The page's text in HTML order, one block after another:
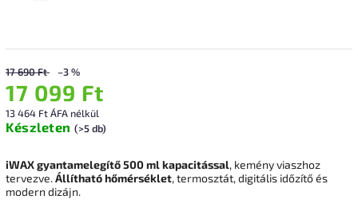
17 690 Ft –3 %
17 099 Ft
13 464 Ft ÁFA nélkül
Készleten (>5 db)
iWAX gyantamelegítő 500 ml kapacitással, kemény viaszhoz
tervezve.Állítható hőmérséklet, termosztát, digitális időzítő és
modern dizájn.